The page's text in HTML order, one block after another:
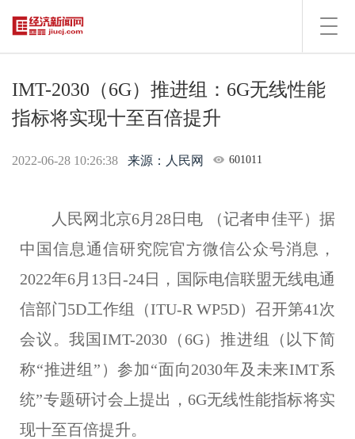
IMT-2030（6G）推进组：6G无线性能
指标将实现十至百倍提升
2022-06-28 10:26:38 来源：人民网 601011
人民网北京6月28日电 （记者申佳平）据
中国信息通信研究院官方微信公众号消息，
2022年6月13日-24日，国际电信联盟无线电通
信部门5D工作组（ITU-R WP5D）召开第41次
会议。我国IMT-2030（6G）推进组（以下简
称“推进组”）参加“面向2030年及未来IMT系
统”专题研讨会上提出，6G无线性能指标将实
现十至百倍提升。